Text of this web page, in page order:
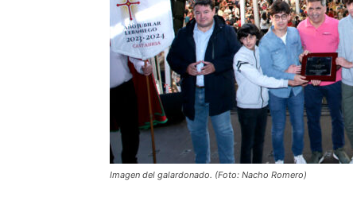
Imagen del galardonado. (Foto: Nacho Romero)